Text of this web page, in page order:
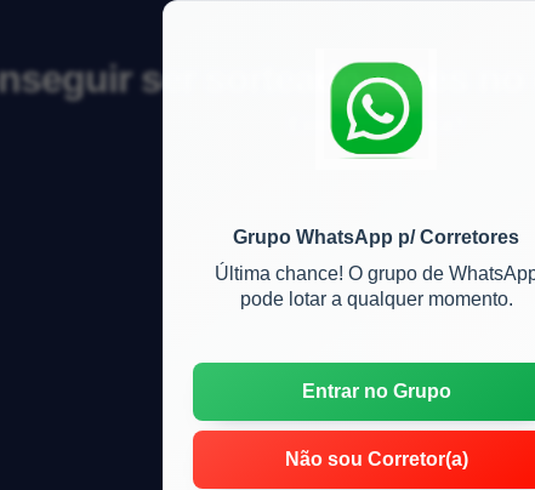
Grupo WhatsApp p/ Corretores
Última chance! O grupo de
pode lotar a qualquer momento.
Entrar no Grupo
Não sou Corretor(a)
ser sorteado antes
Existe alguma dica?